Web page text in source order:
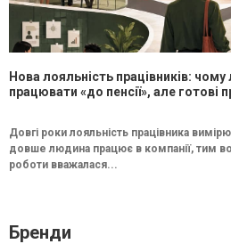
Нова лояльність працівників:
працювати «до пенсії», але
Довгі роки лояльність працівника
довше людина працює в компанії, тим
роботи вважалася...
Бренди